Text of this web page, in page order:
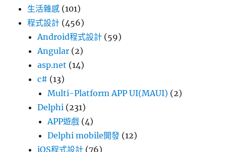
生活雜感 (101)
程式設計 (456)
Android程式設計 (59)
Angular (2)
asp.net (14)
c# (13)
Multi-Platform APP UI(MAUI) (2)
Delphi (231)
APP遊戲 (4)
Delphi mobile開發 (12)
iOS程式設計 (76)